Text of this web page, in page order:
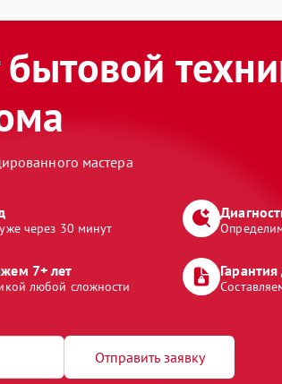
мастера
через 30 минут
7+ лет
любой сложности
Отправить заявку